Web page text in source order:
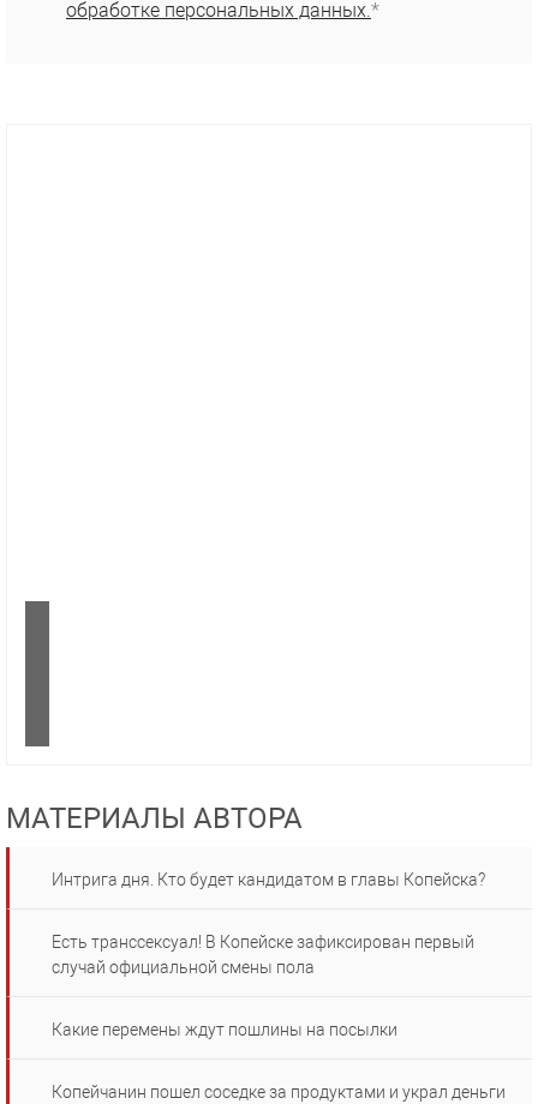
обработке персональных данных.*
МАТЕРИАЛЫ АВТОРА
Интрига дня. Кто будет кандидатом в главы Копейска?
Есть транссексуал! В Копейске зафиксирован первый
случай официальной смены пола
Какие перемены ждут пошлины на посылки
Копейчанин пошел соседке за продуктами и украл деньги